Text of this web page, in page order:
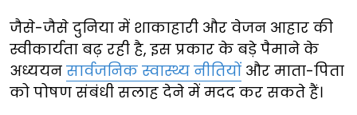
जैसे-जैसे दुनिया में शाकाहारी और वेजन आहार की
स्वीकार्यता बढ़ रही है, इस प्रकार के बड़े पैमाने के
अध्ययन सार्वजनिक स्वास्थ्य नीतियों और माता-पिता
को पोषण संबंधी सलाह देने में मदद कर सकते हैं।